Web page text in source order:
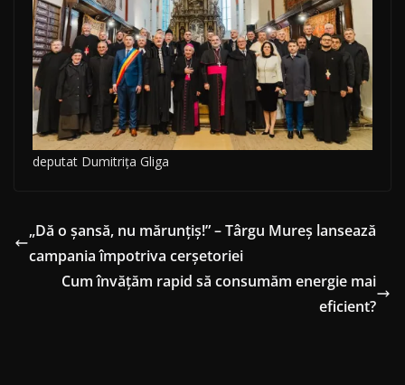
deputat Dumitrița Gliga
„Dă o șansă, nu mărunțiș!” – Târgu Mureș lansează
campania împotriva cerșetoriei
Cum învățăm rapid să consumăm energie mai
eficient?